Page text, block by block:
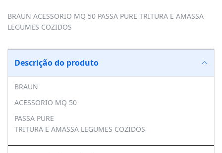
BRAUN ACESSORIO MQ 50 PASSA PURE TRITURA E AMASSA
LEGUMES COZIDOS
Descrição do produto
BRAUN
ACESSORIO MQ 50
PASSA PURE
TRITURA E AMASSA LEGUMES COZIDOS